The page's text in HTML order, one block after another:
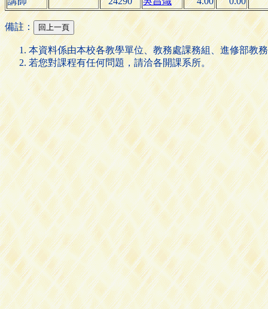
備註：
本資料係由本校各教學單位、教務處課務組、進修部教
若您對課程有任何問題，請洽各開課系所。